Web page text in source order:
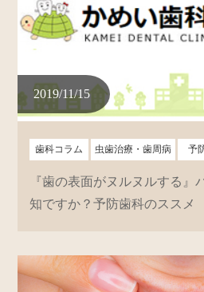
2019/11/15
歯科コラム 虫歯治療・歯周病 予
『歯の表面がヌルヌルする』
知ですか？予防歯科のススメ